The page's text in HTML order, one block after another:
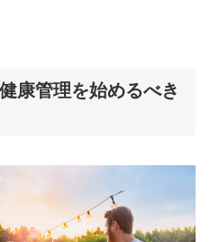
康管理を始めるべき